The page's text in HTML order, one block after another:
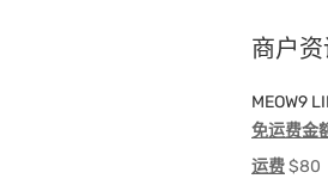
商户
MEOW9
免运费金
运费$80